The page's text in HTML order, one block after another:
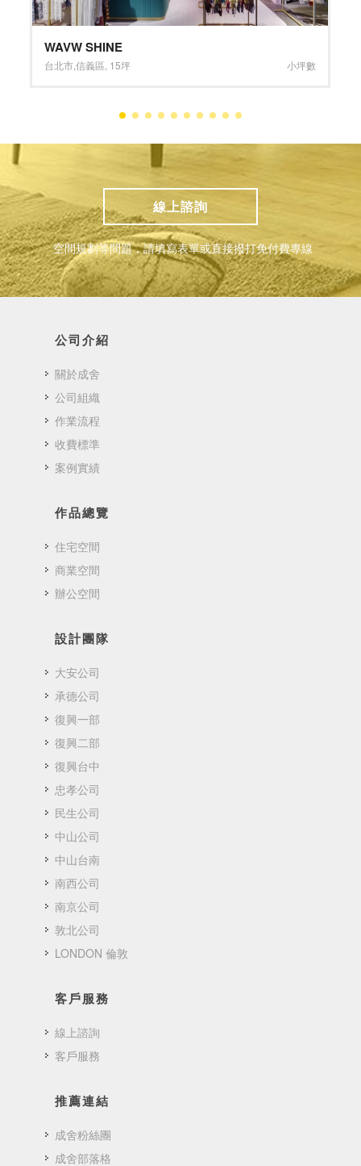
典雅俐落、品味生活
台中市,北屯區,40坪
線上諮詢
空間規劃等問題，請填寫表單或直接撥打免付費專線
公司介紹
關於成舍
公司組織
作業流程
收費標準
案例實績
作品總覽
住宅空間
商業空間
辦公空間
設計團隊
大安公司
承德公司
復興一部
復興二部
復興台中
忠孝公司
民生公司
中山公司
中山台南
南西公司
南京公司
敦北公司
LONDON 倫敦
客戶服務
線上諮詢
客戶服務
推薦連結
成舍粉絲團
成舍部落格